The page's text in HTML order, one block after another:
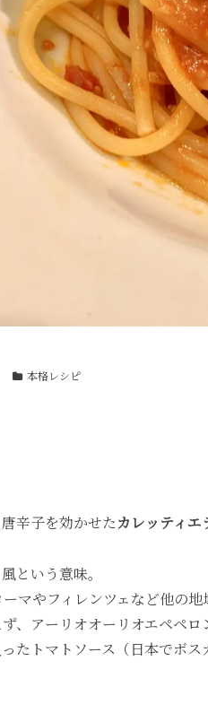
本格レシピ
辛子を効かせたカレッティエ
という意味。
マやフィレンツェなど他の
、アーリオオーリオエペペ
たトマトソース（日本でボ